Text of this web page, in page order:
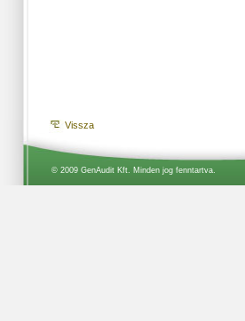
Vissza
© 2009 GenAudit Kft. Minden jog fenntartva.